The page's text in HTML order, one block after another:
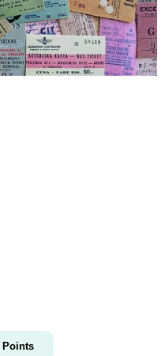
Points